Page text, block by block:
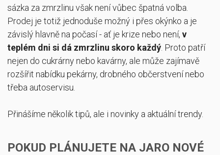
sázka za zmrzlinu však není vůbec špatná volba.
Prodej je totiž jednoduše možný i přes okýnko a je
závislý hlavně na počasí - ať je krize nebo není, v
teplém dni si dá zmrzlinu skoro každý . Proto patří
nejen do cukrárny nebo kavárny, ale může zajímavě
rozšířit nabídku pekárny, drobného občerstvení nebo
třeba autoservisu.
Přinášíme několik tipů, ale i novinky a aktuální trendy.
POKUD PLÁNUJETE NA JARO NOVÉ